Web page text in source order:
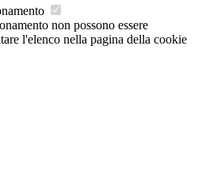
non possono essere
l'elenco nella pagina della cookie